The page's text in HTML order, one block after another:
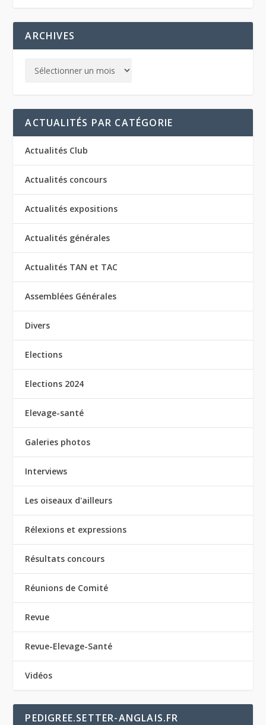
ARCHIVES
ACTUALITÉS PAR CATÉGORIE
Actualités Club
Actualités concours
Actualités expositions
Actualités générales
Actualités TAN et TAC
Assemblées Générales
Divers
Elections
Elections 2024
Elevage-santé
Galeries photos
Interviews
Les oiseaux d'ailleurs
Rélexions et expressions
Résultats concours
Réunions de Comité
Revue
Revue-Elevage-Santé
Vidéos
PEDIGREE.SETTER-ANGLAIS.FR